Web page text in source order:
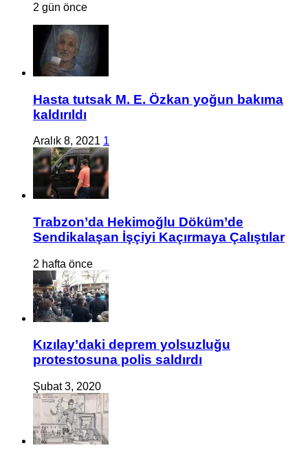
2 gün önce
Hasta tutsak M. E. Özkan yoğun bakıma
kaldırıldı
Aralık 8, 2021 1
Trabzon’da Hekimoğlu Döküm’de
Sendikalaşan İşçiyi Kaçırmaya Çalıştılar
2 hafta önce
Kızılay’daki deprem yolsuzluğu
protestosuna polis saldırdı
Şubat 3, 2020